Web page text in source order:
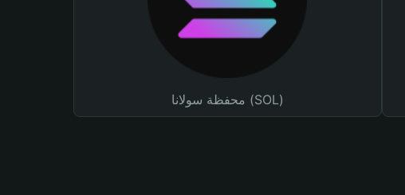
محفظة سولانا (SOL)